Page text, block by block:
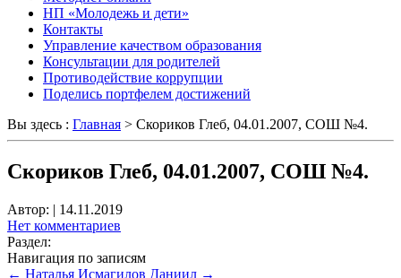
НП «Молодежь и дети»
Контакты
Управление качеством образования
Консультации для родителей
Противодействие коррупции
Поделись портфелем достижений
Вы здесь : Главная > Скориков Глеб, 04.01.2007, СОШ №4.
Скориков Глеб, 04.01.2007, СОШ №4.
Автор: | 14.11.2019
Нет комментариев
Раздел:
Навигация по записям
← Наталья Исмагилов Даниил →